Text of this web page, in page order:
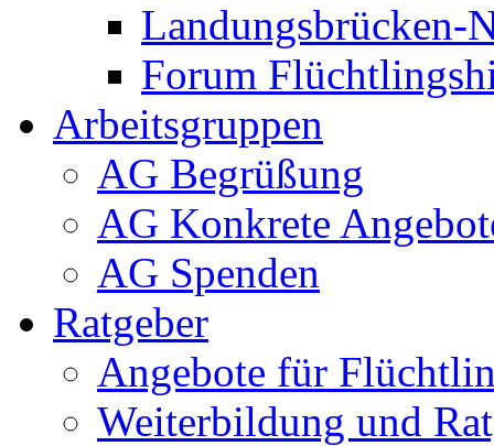
Landungsbrücken-
Forum
Arbeitsgruppen
AG Begrüßung
AG Konkrete
AG Spenden
Ratgeber
Angebote für
Weiterbildung und